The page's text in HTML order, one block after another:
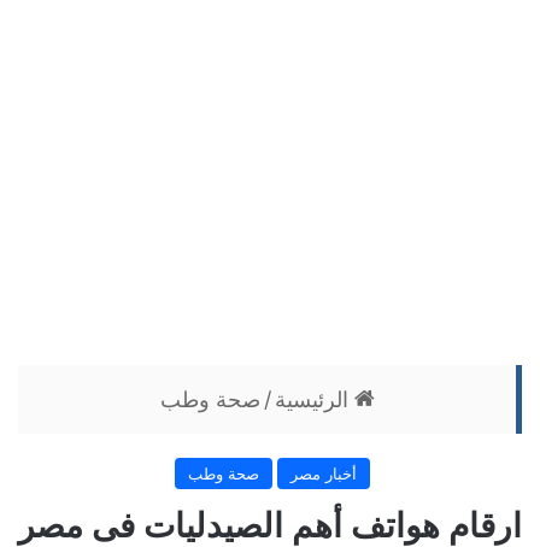
الرئيسية / صحة وطب
أخبار مصر صحة وطب
ارقام هواتف أهم الصيدليات فى مصر